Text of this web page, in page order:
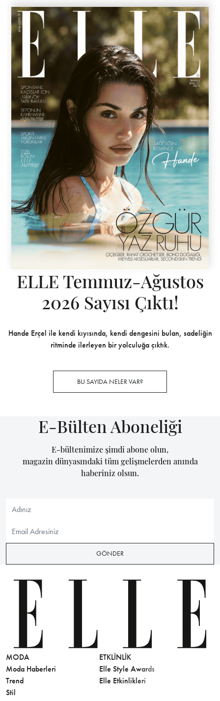
ELLE Temmuz-Ağustos
2026 Sayısı Çıktı!
Hande Erçel ile kendi kıyısında, kendi dengesini bulan, sadeliğin
ritminde ilerleyen bir yolculuğa çıktık.
BU SAYIDA NELER VAR?
E-Bülten Aboneliği
E-bültenimize şimdi abone olun,
magazin dünyasındaki tüm gelişmelerden anında
haberiniz olsun.
GÖNDER
MODA
Moda Haberleri
Trend
Stil
ETKLINLIK
Elle Style Awards
Elle Etkinlikleri